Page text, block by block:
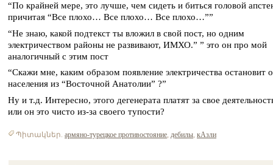
“По крайней мере, это лучше, чем сидеть и биться головой
причитая “Все плохо… Все плохо… Все плохо…””
“Не знаю, какой подтекст ты вложил в свой пост, но одним
электричеством районы не развивают, ИМХО.” ” это он про мой
аналогичный с этим пост
“Скажи мне, каким образом появление электричества остановит
населения из “Восточной Анатолии” ?”
Ну и т.д. Интересно, этого дегенерата платят за свое
или он это чисто из-за своего тупости?
Պիտակներ. армяно-турецкое противостояние дебилы кАзли